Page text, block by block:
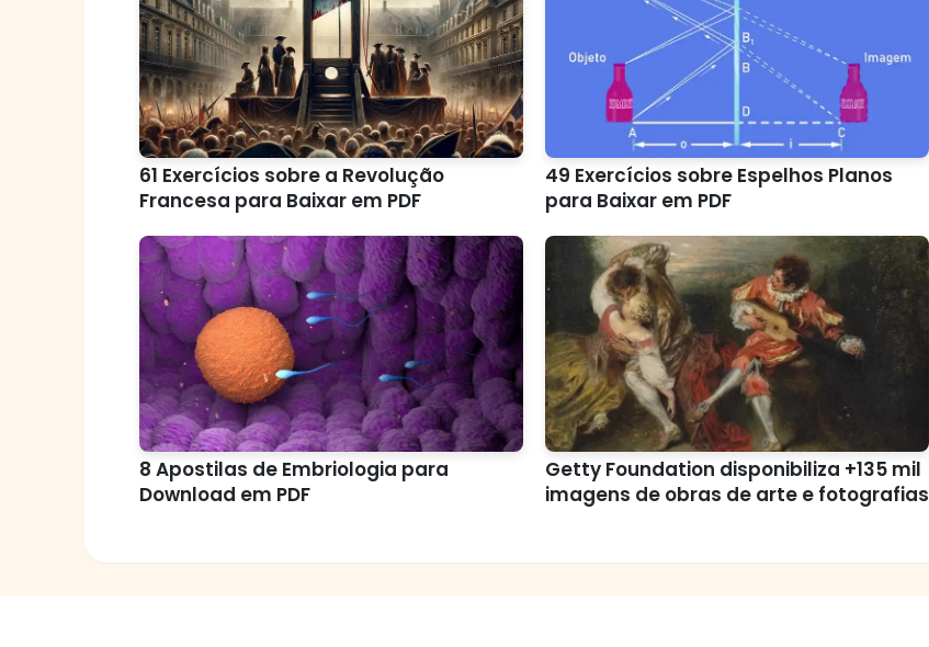
61 Exercícios sobre a Revolução
Francesa para Baixar em PDF
49 Exercícios sobre Espelhos Planos
para Baixar em PDF
8 Apostilas de Embriologia para
Download em PDF
Getty Foundation disponibiliza +135 mil
imagens de obras de arte e fotografias